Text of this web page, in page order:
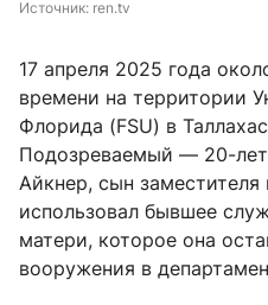
Источник: ren.tv
17 апреля 2025 года
времени на территории
Флорида (FSU) в
Подозреваемый — 20-
Айкнер, сын
использовал бывшее
матери, которое она
вооружения в